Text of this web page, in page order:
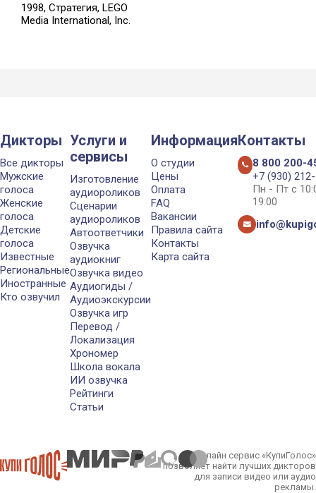
1998, Стратегия, LEGO
Media International, Inc.
Дикторы
Все дикторы
Мужские
голоса
Женские
голоса
Детские
голоса
Известные
Региональные
Иностранные
Кто озвучил
Услуги и
сервисы
Изготовление
аудиороликов
Сценарии
аудиороликов
Автоответчики
Озвучка
аудиокниг
Озвучка видео
Аудиогиды /
Аудиоэкскурсии
Озвучка игр
Перевод /
Локализация
Хрономер
Школа вокала
ИИ озвучка
Рейтинги
Статьи
Информация
О студии
Цены
Оплата
FAQ
Вакансии
Правила сайта
Контакты
Карта сайта
Контакты
8 800 200-
+7 (930)
Пн - Пт с
19:00
Онлайн сервис «КупиГолос»
позволяет найти лучших дикторов
для записи видео или аудио
рекламы.